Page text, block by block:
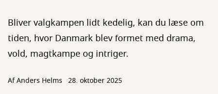
Bliver valgkampen lidt kedelig, kan du læse om
tiden, hvor Danmark blev formet med drama,
vold, magtkampe og intriger.
AfAnders Helms 28. oktober 2025